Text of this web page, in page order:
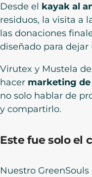
Desde el kayak al
residuos, la visita a
las donaciones
diseñado para dejar
Virutex y Mustela
hacer marketing
no solo hablar de
y compartirlo.
Este fue solo el
Nuestro